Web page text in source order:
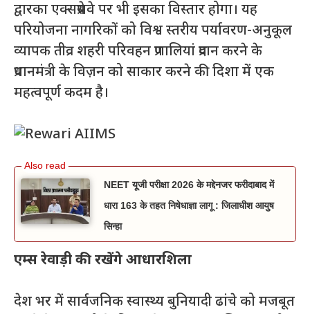
द्वारका एक्सप्रेसवे पर भी इसका विस्तार होगा। यह
परियोजना नागरिकों को विश्व स्तरीय पर्यावरण-अनुकूल
व्यापक तीव्र शहरी परिवहन प्रणालियां प्रदान करने के
प्रधानमंत्री के विज़न को साकार करने की दिशा में एक
महत्वपूर्ण कदम है।
NEET यूजी परीक्षा 2026 के मद्देनजर फरीदाबाद में
धारा 163 के तहत निषेधाज्ञा लागू : जिलाधीश आयुष
सिन्हा
एम्स रेवाड़ीकी रखेंगेआधारशिला
देश भर में सार्वजनिक स्वास्थ्य बुनियादी ढांचे को मजबूत